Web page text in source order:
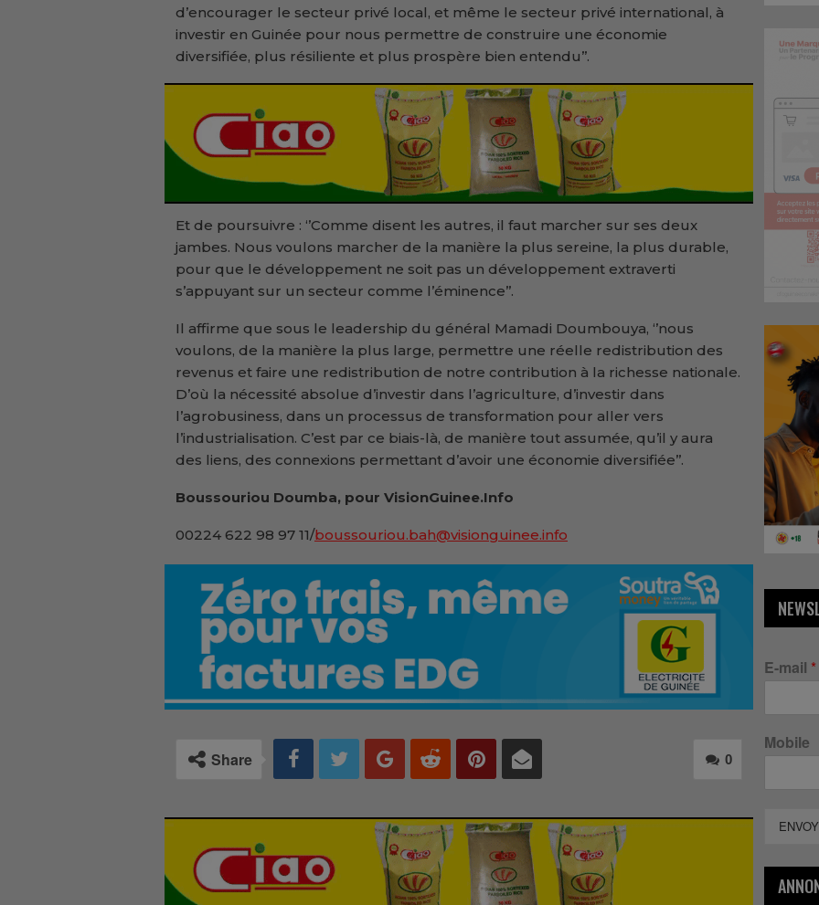
d’encourager le secteur privé local, et même le secteur privé international, à
investir en Guinée pour nous permettre de construire une économie
diversifiée, plus résiliente et plus prospère bien entendu’’.
Et de poursuivre : ‘’Comme disent les autres, il faut marcher sur ses deux
jambes. Nous voulons marcher de la manière la plus sereine, la plus durable,
pour que le développement ne soit pas un développement extraverti
s’appuyant sur un secteur comme l’éminence’’.
Il affirme que sous le leadership du général Mamadi Doumbouya, ‘’nous
voulons, de la manière la plus large, permettre une réelle redistribution des
revenus et faire une redistribution de notre contribution à la richesse nationale.
D’où la nécessité absolue d’investir dans l’agriculture, d’investir dans
l’agrobusiness, dans un processus de transformation pour aller vers
l’industrialisation. C’est par ce biais-là, de manière tout assumée, qu’il y aura
des liens, des connexions permettant d’avoir une économie diversifiée’’.
Boussouriou Doumba, pour VisionGuinee.Info
00224 622 98 97 11/boussouriou.bah@visionguinee.info
0
Share
E-mail *
Mobile